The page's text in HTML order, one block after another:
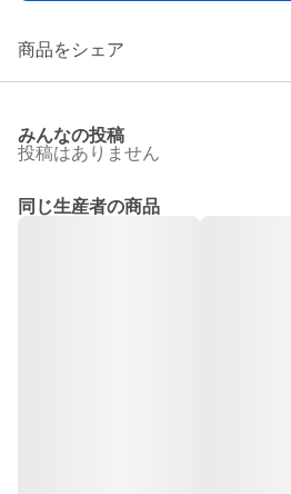
商品をシェア
みんなの投稿
投稿はありません
同じ生産者の商品